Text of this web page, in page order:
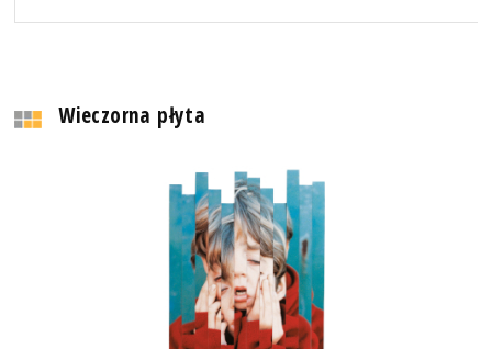
Wieczorna płyta